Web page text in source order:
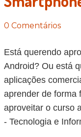
0 Comentários
Está querendo
Android? Ou está
aplicações
aprender de forma
aproveitar o curso
- Tecnologia e